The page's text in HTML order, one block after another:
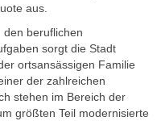
aus.
den beruflichen
sorgt die Stadt
ortsansässigen Familie
der zahlreichen
stehen im Bereich der
größten Teil modernisierte